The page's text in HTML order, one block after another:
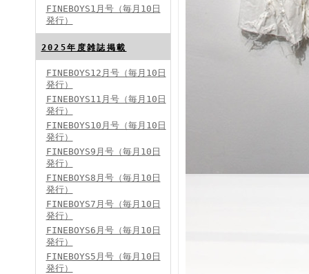
FINEBOYS2024年8月号
FINEBOYS2024年7月号
FINEBOYS1月号（毎月10日
発行）
2025年度雑誌掲載
FINEBOYS12月号（毎月10日
発行）
FINEBOYS11月号（毎月10日
発行）
FINEBOYS10月号（毎月10日
発行）
FINEBOYS9月号（毎月10日
発行）
FINEBOYS8月号（毎月10日
発行）
FINEBOYS7月号（毎月10日
発行）
FINEBOYS6月号（毎月10日
発行）
FINEBOYS5月号（毎月10日
発行）